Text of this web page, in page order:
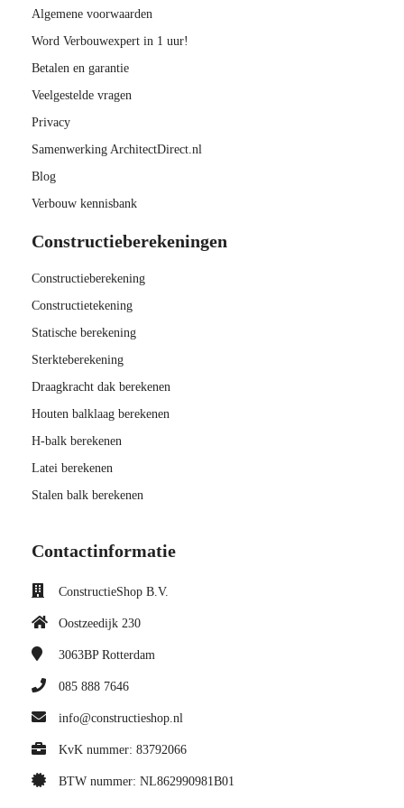
Algemene voorwaarden
Word Verbouwexpert in 1 uur!
Betalen en garantie
Veelgestelde vragen
Privacy
Samenwerking ArchitectDirect.nl
Blog
Verbouw kennisbank
Constructieberekeningen
Constructieberekening
Constructietekening
Statische berekening
Sterkteberekening
Draagkracht dak berekenen
Houten balklaag berekenen
H-balk berekenen
Latei berekenen
Stalen balk berekenen
Contactinformatie
ConstructieShop B.V.
Oostzeedijk 230
3063BP Rotterdam
085 888 7646
info@constructieshop.nl
KvK nummer: 83792066
BTW nummer: NL862990981B01